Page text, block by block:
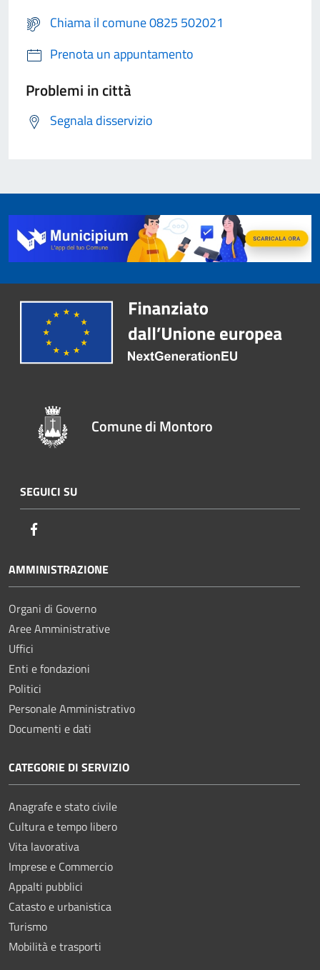
Chiama il comune 0825 502021
Prenota un appuntamento
Problemi in città
Segnala disservizio
Comune di Montoro
SEGUICI SU
AMMINISTRAZIONE
Organi di Governo
Aree Amministrative
Uffici
Enti e fondazioni
Politici
Personale Amministrativo
Documenti e dati
CATEGORIE DI SERVIZIO
Anagrafe e stato civile
Cultura e tempo libero
Vita lavorativa
Imprese e Commercio
Appalti pubblici
Catasto e urbanistica
Turismo
Mobilità e trasporti